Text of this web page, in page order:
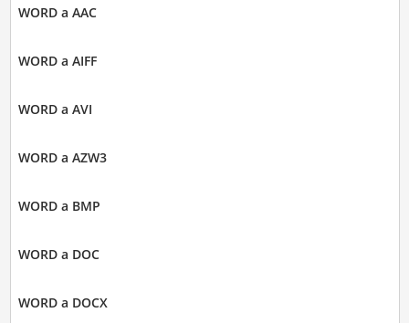
WORD a AAC
WORD a AIFF
WORD a AVI
WORD a AZW3
WORD a BMP
WORD a DOC
WORD a DOCX